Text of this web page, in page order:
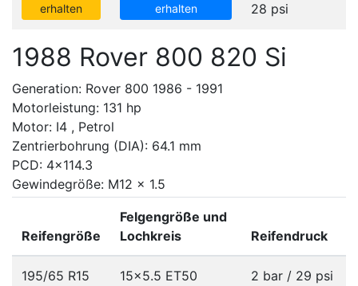
erhalten
erhalten
28 psi
1988 Rover 800 820 Si
Generation: Rover 800 1986 - 1991
Motorleistung: 131 hp
Motor: I4 , Petrol
Zentrierbohrung (DIA): 64.1 mm
PCD: 4x114.3
Gewindegröße: M12 x 1.5
Reifengröße
Felgengröße und
Lochkreis
Reifendruck
195/65 R15
15x5.5 ET50
2 bar / 29 psi